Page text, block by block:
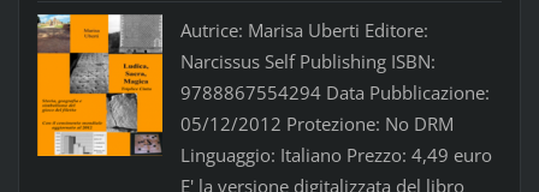
Autrice: Marisa Uberti Editore:
Narcissus Self Publishing ISBN:
9788867554294 Data Pubblicazione:
05/12/2012 Protezione: No DRM
Linguaggio: Italiano Prezzo: 4,49 euro
E' la versione digitalizzata del libro